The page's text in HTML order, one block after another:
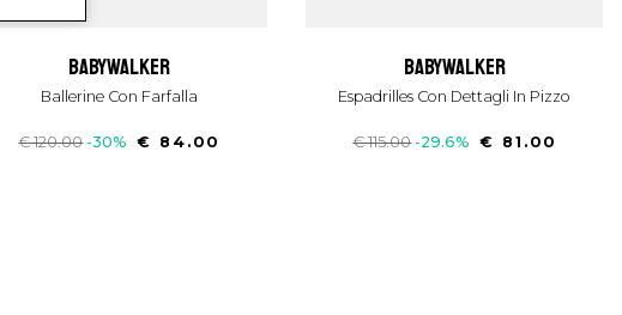
babywalker
Ballerine Con Farfalla
€ 120.00 -30% € 84.00
babywalker
Espadrilles Con Dettagli In Pizzo
€ 115.00 -29.6% € 81.00